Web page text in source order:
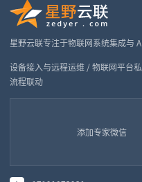
星野云联专注于物联网系统集成与
设备接入与远程运维 / 物联网平台
流程联动
添加专家微信